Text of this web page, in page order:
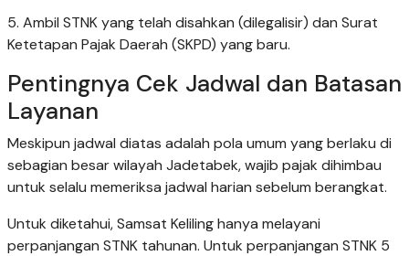
5. Ambil STNK yang telah disahkan (dilegalisir) dan Surat
Ketetapan Pajak Daerah (SKPD) yang baru.
Pentingnya Cek Jadwal dan Batasan
Layanan
Meskipun jadwal diatas adalah pola umum yang berlaku di
sebagian besar wilayah Jadetabek, wajib pajak dihimbau
untuk selalu memeriksa jadwal harian sebelum berangkat.
Untuk diketahui, Samsat Keliling hanya melayani
perpanjangan STNK tahunan. Untuk perpanjangan STNK 5